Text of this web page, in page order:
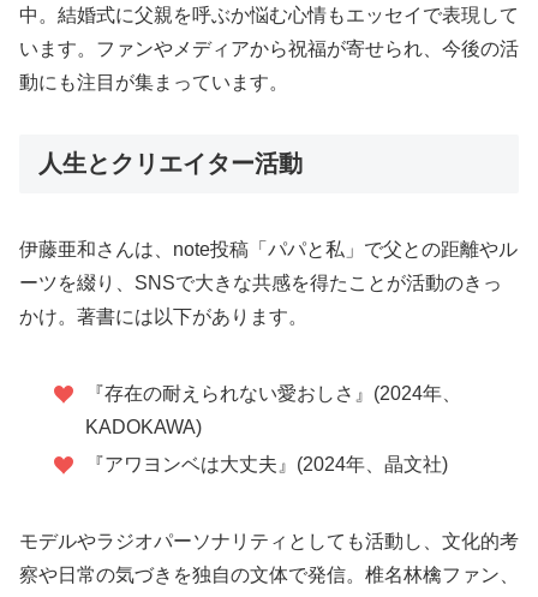
中。結婚式に父親を呼ぶか悩む心情もエッセイで表現して
います。ファンやメディアから祝福が寄せられ、今後の活
動にも注目が集まっています。
人生とクリエイター活動
伊藤亜和さんは、note投稿「パパと私」で父との距離やル
ーツを綴り、SNSで大きな共感を得たことが活動のきっ
かけ。著書には以下があります。
『存在の耐えられない愛おしさ』(2024年、
KADOKAWA)
『アワヨンベは大丈夫』(2024年、晶文社)
モデルやラジオパーソナリティとしても活動し、文化的考
察や日常の気づきを独自の文体で発信。椎名林檎ファン、